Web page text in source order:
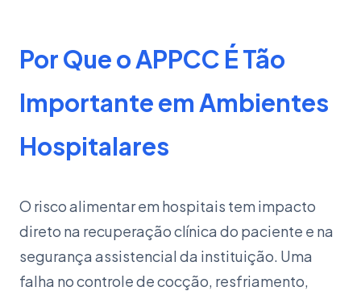
Por Que o APPCC É Tão
Importante em Ambientes
Hospitalares
O risco alimentar em hospitais tem impacto
direto na recuperação clínica do paciente e na
segurança assistencial da instituição. Uma
falha no controle de cocção, resfriamento,